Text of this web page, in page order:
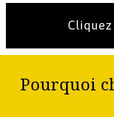
Pourquoi